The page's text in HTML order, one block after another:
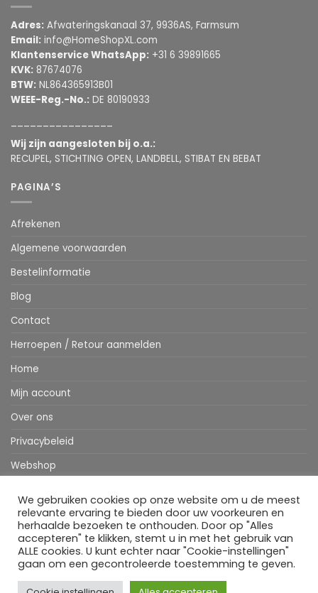
Adres: Afwateringskanaal 37, 9936AS, Farmsum
Email: info@HomeShopXL.com
Klantenservice WhatsApp: +31 6 39891665
KVK: 87674076
BTW: NL864365913B01
WEEE-Reg.-No.: DE 80190933
Wij zijn aangesloten bij o.a.:
RECUPEL, STICHTING OPEN, LANDBELL, STIBAT EN BEBAT
PAGINA’S
Afrekenen
Algemene voorwaarden
Bestelinformatie
Blog
Contact
Herroepen / Retour aanmelden
Home
Mijn account
Over ons
Privacybeleid
Webshop
Stripe MasterCardIDeal BancontactKlarna
Apple
Pay
Visa
HOME WEBSHOP MIJN ACCOUNT BESTELINFORMATIE OVER ONS
BLOG
We gebruiken cookies op onze website om u de meest
relevante ervaring te bieden door uw voorkeuren en
herhaalde bezoeken te onthouden. Door op "Alles
accepteren" te klikken, stemt u in met het gebruik van
ALLE cookies. U kunt echter naar "Cookie-instellingen"
gaan om een gecontroleerde toestemming te geven.